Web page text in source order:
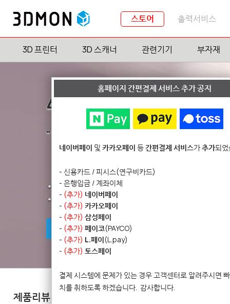
스토어 출력서비스
3D 프린터 3D 스캐너 관련기기 부자재
4-Color 3D 프린터
"5배 더 빠르게, 낭비는 5배 적게."
• KC 인증 완료 및 판매 개시!
• 1,589,000원
구매하기
제품리뷰
홈페이지 간편결제 서비스 추가 공지
네이버페이 및 카카오페이 등간편결제 서비스가추가되
- 신용카드 / 피시스(연구비카드)
- 은행입금 / 계좌이체
- (추가) 네이버페이
- (추가) 카카오페이
- (추가) 삼성페이
- (추가) 페이코(PAYCO)
- (추가) L.페이(L.pay)
- (추가) 토스페이
결제 시스템에 문제가 있는 경우 고객센터로 알려주시면
치를 취하도록 하겠습니다. 감사합니다.